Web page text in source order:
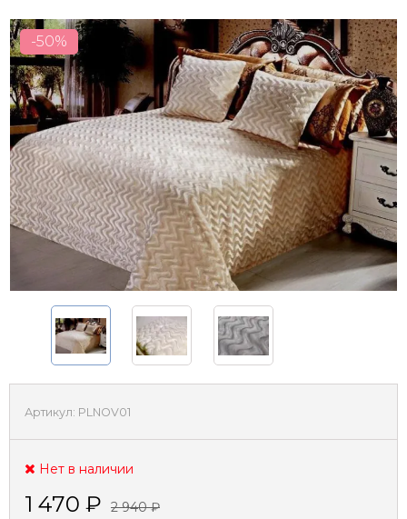
-50%
Артикул: PLNOV01
Нет в наличии
1 470 ₽ 2 940₽